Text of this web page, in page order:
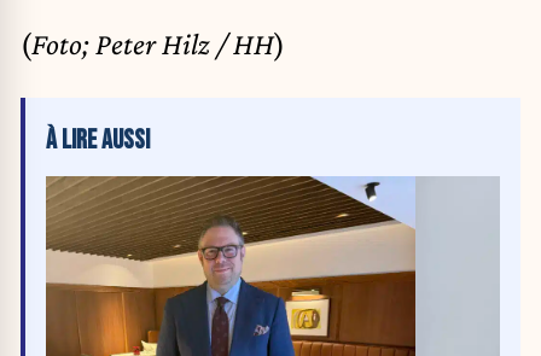
(Foto; Peter Hilz / HH)
À LIRE AUSSI